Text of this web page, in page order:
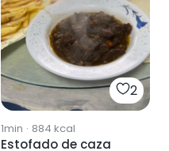
2
1min · 884 kcal
Estofado de caza